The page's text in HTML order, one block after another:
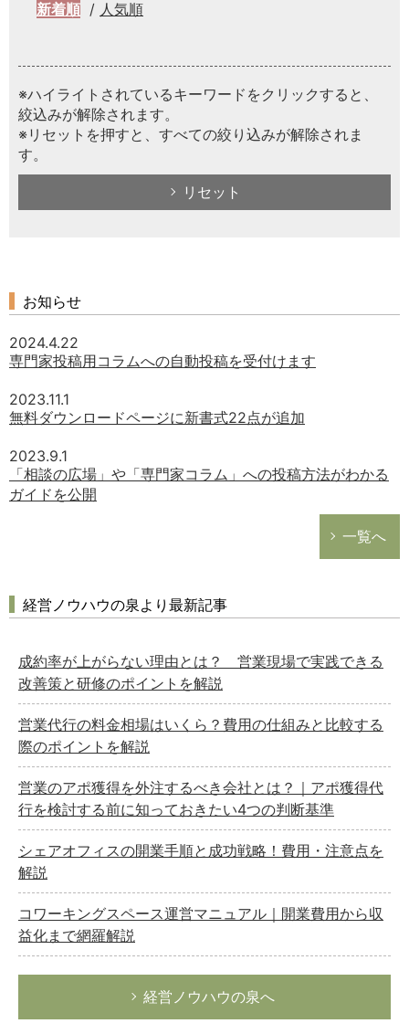
新着順 人気順
※ハイライトされているキーワードをクリックすると、
絞込みが解除されます。
※リセットを押すと、すべての絞り込みが解除されま
す。
リセット
お知らせ
2024.4.22
専門家投稿用コラムへの自動投稿を受付けます
2023.11.1
無料ダウンロードページに新書式22点が追加
2023.9.1
「相談の広場」や「専門家コラム」への投稿方法がわかる
ガイドを公開
一覧へ
経営ノウハウの泉より最新記事
成約率が上がらない理由とは？ 営業現場で実践できる
改善策と研修のポイントを解説
営業代行の料金相場はいくら？費用の仕組みと比較する
際のポイントを解説
営業のアポ獲得を外注するべき会社とは？｜アポ獲得代
行を検討する前に知っておきたい4つの判断基準
シェアオフィスの開業手順と成功戦略！費用・注意点を
解説
コワーキングスペース運営マニュアル｜開業費用から収
益化まで網羅解説
経営ノウハウの泉へ